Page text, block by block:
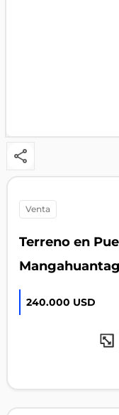
venta
Terreno en
Mangahuantag
240.000 USD